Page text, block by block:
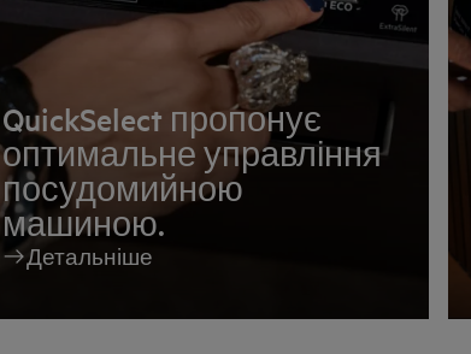
QuickSelect пропонує
оптимальне управління
посудомийною
машиною.
Детальніше